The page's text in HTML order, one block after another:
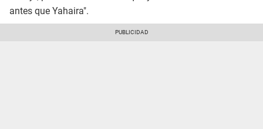
antes que Yahaira".